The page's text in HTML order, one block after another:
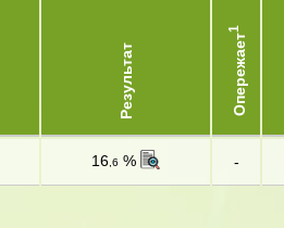
Результат Опережает
1
16 ,6 % -